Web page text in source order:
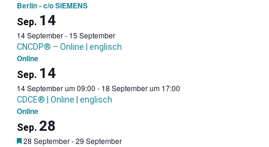
Berlin - c/o SIEMENS
Sep. 14
14 September- 15 September
CNCDP® – Online | englisch
Online
Sep. 14
14 September um 09:00 - 18 September um 17:00
CDCE® | Online | englisch
Online
Sep. 28
Garantietermin
28 September-29 September